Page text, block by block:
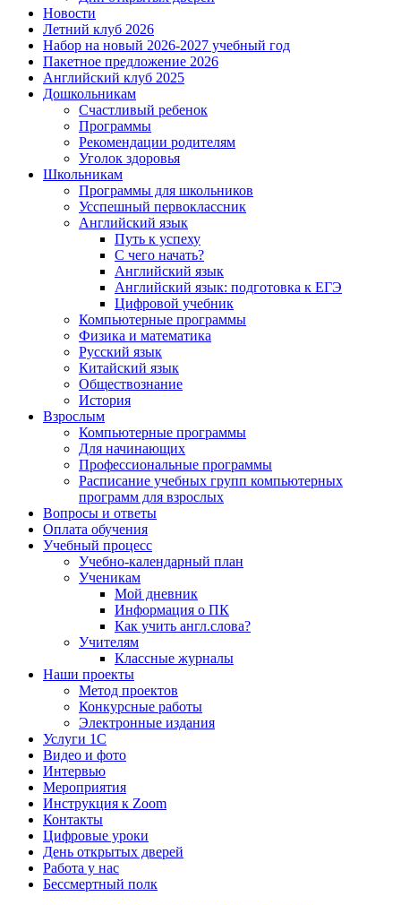
Новости
Летний клуб 2026
Набор на новый 2026-2027 учебный год
Пакетное предложение 2026
Английский клуб 2025
Дошкольникам
Счастливый ребенок
Программы
Рекомендации родителям
Уголок здоровья
Школьникам
Программы для школьников
Усспешный первоклассник
Английский язык
Путь к успеху
С чего начать?
Английский язык
Английский язык: подготовка к ЕГЭ
Цифровой учебник
Компьютерные программы
Физика и математика
Русский язык
Китайский язык
Обществознание
История
Взрослым
Компьютерные программы
Для начинающих
Профессиональные программы
Расписание учебных групп компьютерных
программ для взрослых
Вопросы и ответы
Оплата обучения
Учебный процесс
Учебно-календарный план
Ученикам
Мой дневник
Информация о ПК
Как учить англ.слова?
Учителям
Классные журналы
Наши проекты
Метод проектов
Конкурсные работы
Электронные издания
Услуги 1C
Видео и фото
Интервью
Мероприятия
Инструкция к Zoom
Контакты
Цифровые уроки
День открытых дверей
Работа у нас
Бессмертный полк